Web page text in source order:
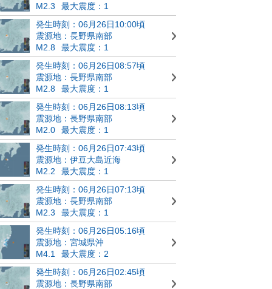
M2.3
最大震度：1
発生時刻：06月26日10:00頃
震源地：長野県南部
M2.8
最大震度：1
発生時刻：06月26日08:57頃
震源地：長野県南部
M2.8
最大震度：1
発生時刻：06月26日08:13頃
震源地：長野県南部
M2.0
最大震度：1
発生時刻：06月26日07:43頃
震源地：伊豆大島近海
M2.2
最大震度：1
発生時刻：06月26日07:13頃
震源地：長野県南部
M2.3
最大震度：1
発生時刻：06月26日05:16頃
震源地：宮城県沖
M4.1
最大震度：2
発生時刻：06月26日02:45頃
震源地：長野県南部